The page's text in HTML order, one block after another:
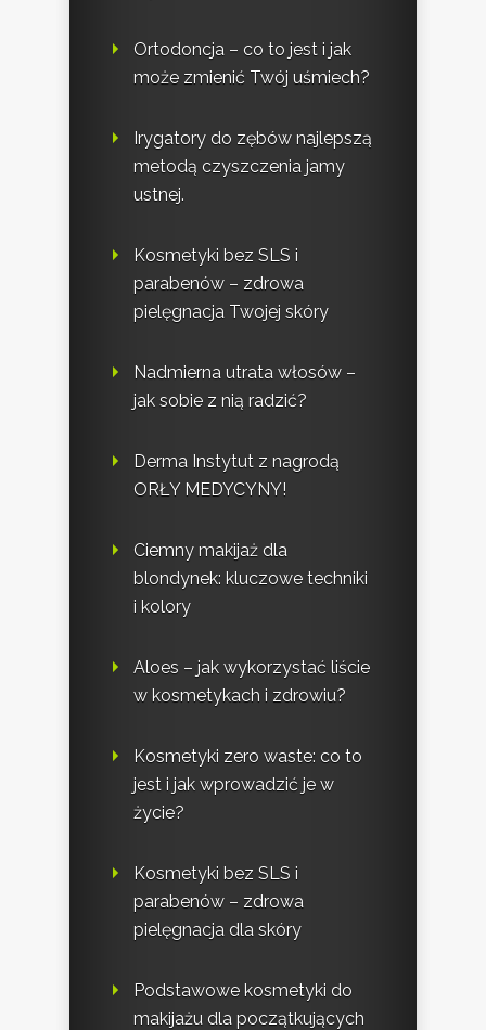
Ortodoncja – co to jest i jak
może zmienić Twój uśmiech?
Irygatory do zębów najlepszą
metodą czyszczenia jamy
ustnej.
Kosmetyki bez SLS i
parabenów – zdrowa
pielęgnacja Twojej skóry
Nadmierna utrata włosów –
jak sobie z nią radzić?
Derma Instytut z nagrodą
ORŁY MEDYCYNY!
Ciemny makijaż dla
blondynek: kluczowe techniki
i kolory
Aloes – jak wykorzystać liście
w kosmetykach i zdrowiu?
Kosmetyki zero waste: co to
jest i jak wprowadzić je w
życie?
Kosmetyki bez SLS i
parabenów – zdrowa
pielęgnacja dla skóry
Podstawowe kosmetyki do
makijażu dla początkujących